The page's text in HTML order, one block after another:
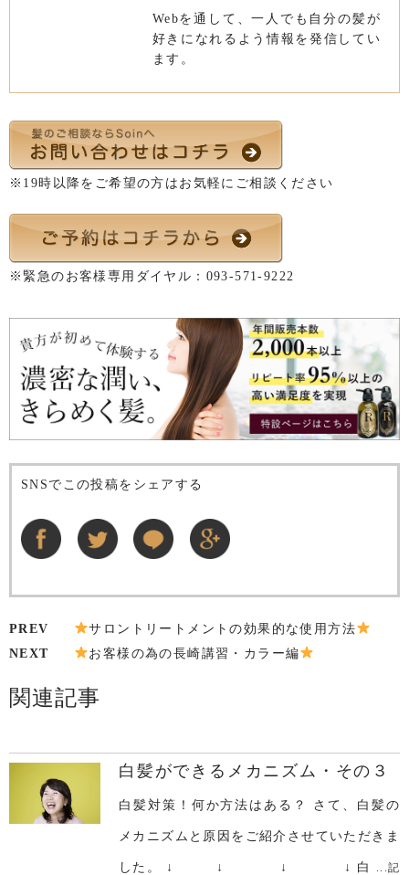
Webを通して、一人でも自分の髪が
好きになれるよう情報を発信してい
ます。
※19時以降をご希望の方はお気軽にご相談ください
※緊急のお客様専用ダイヤル： 093-571-9222
SNSでこの投稿をシェアする
PREV
サロントリートメントの効果的な使用方法
NEXT
お客様の為の長崎講習・カラー編
関連記事
白髪ができるメカニズム・その３
白髪対策！何か方法はある？ さて、白髪の
メカニズムと原因をご紹介させていただきま
した。 ↓ ↓ ↓ ↓ 白 ...記